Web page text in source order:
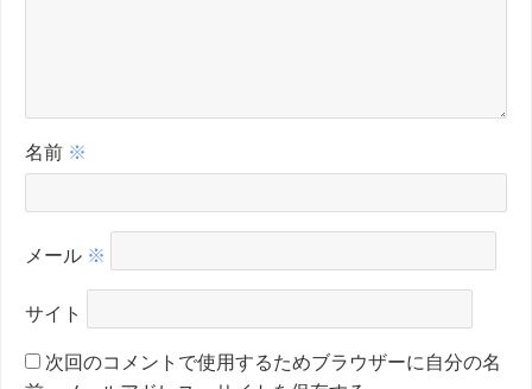
名前 ※
メール ※
サイト
次回のコメントで使用するためブラウザーに自分の名